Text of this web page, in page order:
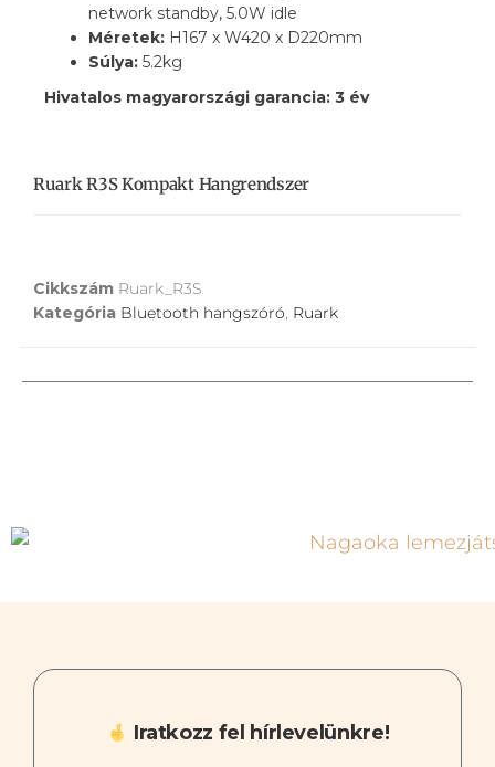
network standby, 5.0W idle
Méretek: H167 x W420 x D220mm
Súlya: 5.2kg
Hivatalos magyarországi garancia: 3 év
Ruark R3S Kompakt Hangrendszer
Cikkszám Ruark_R3S
Kategória Bluetooth hangszóró, Ruark
Iratkozz fel hírlevelünkre!